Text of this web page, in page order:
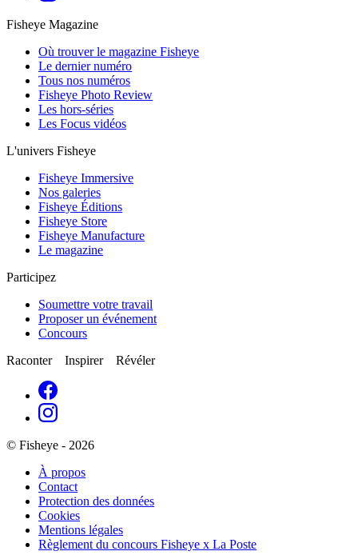
Fisheye Magazine
Où trouver le magazine Fisheye
Le dernier numéro
Tous nos numéros
Fisheye Photo Review
Les hors-séries
Les Focus vidéos
L'univers Fisheye
Fisheye Immersive
Nos galeries
Fisheye Éditions
Fisheye Store
Fisheye Manufacture
Le magazine
Participez
Soumettre votre travail
Proposer un événement
Concours
Raconter Inspirer Révéler
© Fisheye - 2026
À propos
Contact
Protection des données
Cookies
Mentions légales
Règlement du concours Fisheye x La Poste